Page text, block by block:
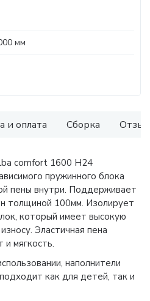
мм
и оплата Сборка
comfort 1600 H24
пружинного блока
пены внутри. Поддерживает
толщиной 100мм. Изолирует
который имеет высокую
Эластичная пена
мягкость.
наполнители
как для детей, так и